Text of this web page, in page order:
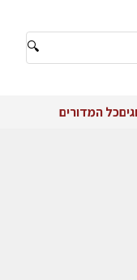
🔍
כל המדורים